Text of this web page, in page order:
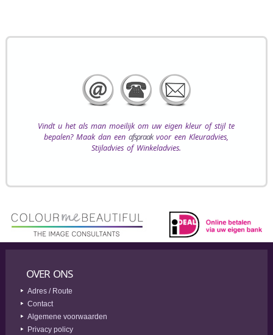
Vindt u het als man moeilijk om uw eigen kleur of stijl te
bepalen? Maak dan eenafspraakvoor een Kleuradvies,
Stijladvies of Winkeladvies.
OVER ONS
Adres / Route
Contact
Algemene voorwaarden
Privacy policy